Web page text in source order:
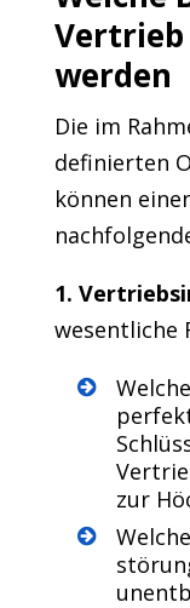
werden
Die im
definierten
können
1.
wesentliche
zur